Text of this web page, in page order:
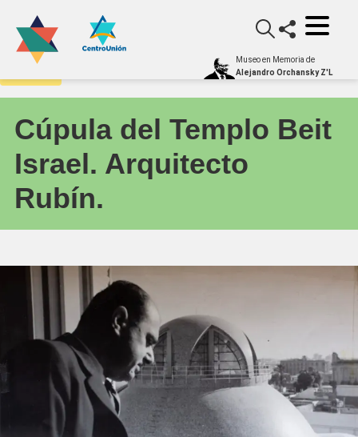
Museo en Memoria de
Alejandro Orchansky Z'L
Archivo
Cúpula del Templo Beit
Israel. Arquitecto
Rubín.